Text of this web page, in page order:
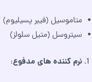
متاموسیل (فیبر پسیلیوم)
سیتروسل (متیل سلولز)
نرم کننده های مدفوع: